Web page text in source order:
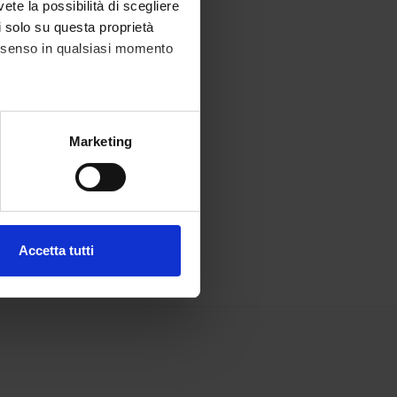
la possibilità di scegliere
su questa proprietà
in qualsiasi momento
metro,Marketing
Accetta tutti